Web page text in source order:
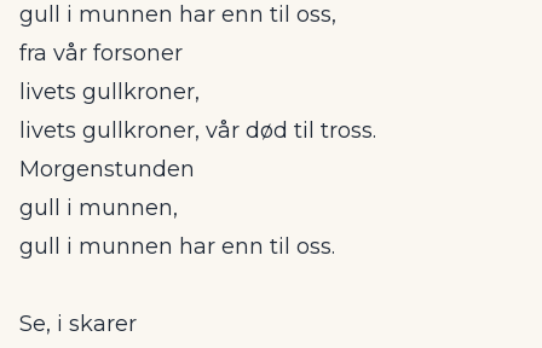
gull i munnen har enn til oss,
fra vår forsoner
livets gullkroner,
livets gullkroner, vår død til tross.
Morgenstunden
gull i munnen,
gull i munnen har enn til oss.
Se, i skarer